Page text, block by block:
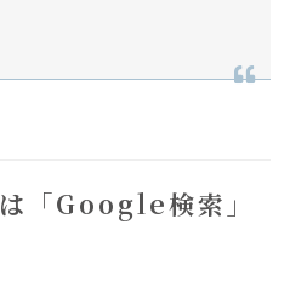
「Google検索」